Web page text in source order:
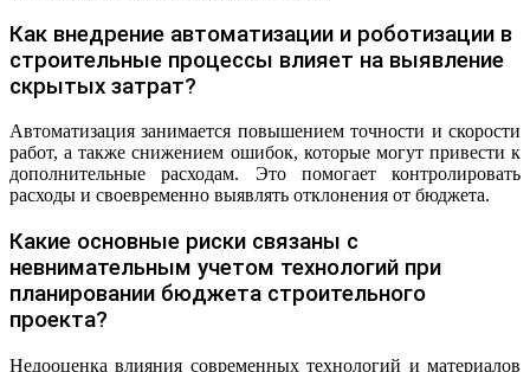
Как внедрение автоматизации и роботизации в
строительные процессы влияет на выявление
скрытых затрат?
Автоматизация занимается повышением точности и скорости
работ, а также снижением ошибок, которые могут привести к
дополнительные расходам. Это помогает контролировать
расходы и своевременно выявлять отклонения от бюджета.
Какие основные риски связаны с
невнимательным учетом технологий при
планировании бюджета строительного
проекта?
Недооценка влияния современных технологий и материалов